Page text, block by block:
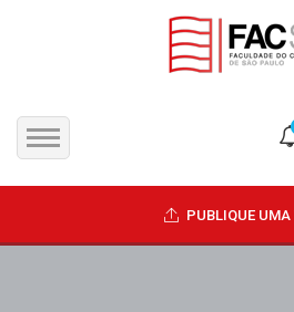
CANDIDATOS
PUBLIQUE